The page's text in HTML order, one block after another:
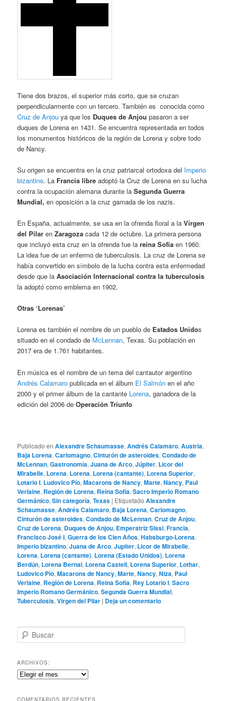
Tiene dos brazos, el superior más corto, que se cruzan
perpendicularmente con un tercero. También es conocida como
Cruz de Anjou ya que los Duques de Anjou pasaron a ser
duques de Lorena en 1431. Se encuentra representada en todos
los monumentos históricos de la región de Lorena y sobre todo
de Nancy.
Su origen se encuentra en la cruz patriarcal ortodoxa del Imperio
bizantino. La Francia libre adoptó la Cruz de Lorena en su lucha
contra la ocupación alemana durante laSegunda Guerra
Mundial, en oposición a la cruz gamada de los nazis.
En España, actualmente, se usa en la ofrenda floral a laVirgen
del Pilar enZaragoza cada 12 de octubre. La primera persona
que incluyó esta cruz en la ofrenda fue lareina Sofía en 1960.
La idea fue de un enfermo de tuberculosis. La cruz de Lorena se
había convertido en símbolo de la lucha contra esta enfermedad
desde que laAsociación Internacional contra la tuberculosis
la adoptó como emblema en 1902.
Otras ‘Lorenas’
Lorena es también el nombre de un pueblo de Estados Unidos
situado en el condado de McLennan, Texas. Su población en
2017 era de 1.761 habitantes.
En música es el nombre de un tema del cantautor argentino
Andrés Calamaro publicada en el álbum El Salmón en el año
2000 y el primer álbum de la cantante Lorena, ganadora de la
edición del 2006 deOperación Triunfo
Publicado en Alexandre Schaumasse,Andrés Calamaro,Austria,
Baja Lorena,Carlomagno,Cinturón de asteroides,Condado de
McLennan,Gastronomía,Juana de Arco,Júpiter, Licor dei
Mirabelle, Lorena, Lorena, Lorena (cantante), Lorena Superior,
Lotario I, Ludovico Pío,Macarons de Nancy,Marte,Nancy, Paul
Verlaine, Región de Lorena, Reina Sofía,Sacro Imperio Romano
Germánico,Sin categoría,Texas | Etiquetado Alexandre
Schaumasse,Andrés Calamaro, Baja Lorena,Carlomagno,
Cinturón de asteroides,Condado de McLennan,Cruz de Anjou,
Cruz de Lorena, Duques de Anjou, Emperatriz Sissi,Francia,
Francisco José I,Guerra de los Cien Años,Habsburgo-Lorena,
Imperio bizantino,Juana de Arco,Jupiter, Licor de Mirabelle,
Lorena, Lorena (cantante), Lorena (Estado Unidos), Lorena
Berdún, Lorena Bernal, Lorena Castell, Lorena Superior, Lothar,
Ludovico Pío,Macarons de Nancy,Marte,Nancy,Niza, Paul
Verlaine, Región de Lorena, Reina Sofía, Rey Lotario I,Sacro
Imperio Romano Germánico,Segunda Guerra Mundial,
Tuberculosis,Virgen del Pilar | Deja un comentario
u
c
a
r
ARCHIVOS:
Archivos:
COMENTARIOS RECIENTES